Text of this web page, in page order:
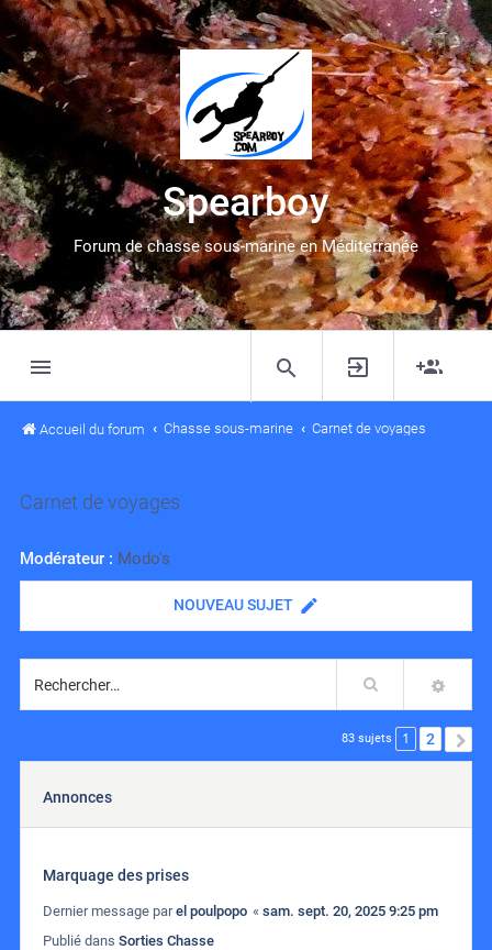
Spearboy
Forum de chasse sous-marine en Méditerranée
Accueil du forum Chasse sous-marine Carnet de voyages
Carnet de voyages
Modérateur : Modo's
NOUVEAU SUJET
Rechercher
83 sujets 1 2
Annonces
Marquage des prises
Dernier message parel poulpopo « sam. sept. 20, 2025 9:25 pm
Publié dans Sorties Chasse